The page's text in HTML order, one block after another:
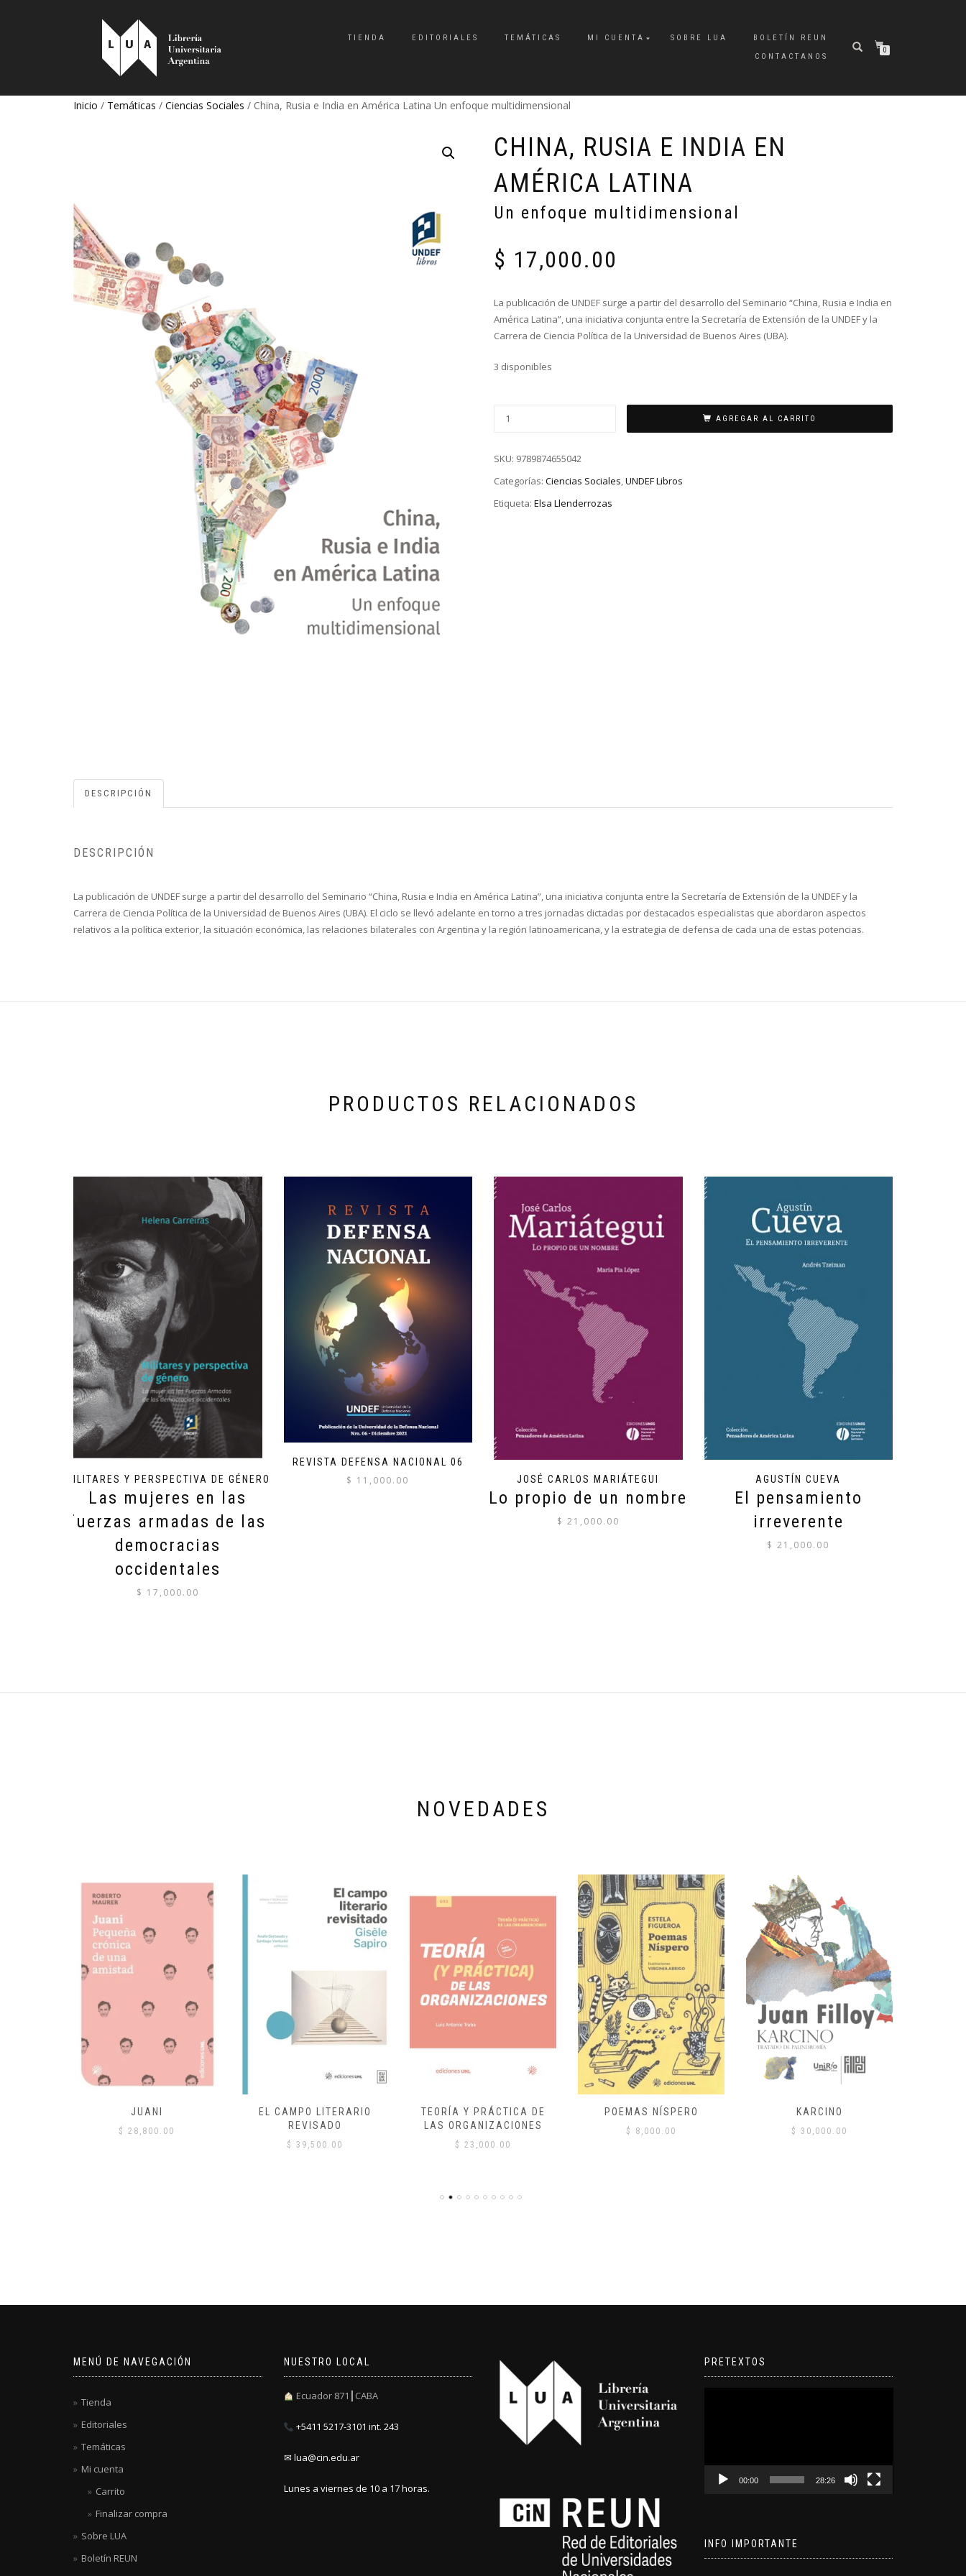
TIENDA EDITORIALES TEMÁTICAS MI CUENTA SOBRE LUA
BOLETÍN REUN
CONTACTANOS
0
Inicio / Temáticas / Ciencias Sociales / China, Rusia e India en América Latina Un enfoque multidimensional
CHINA, RUSIA E INDIA EN
AMÉRICA LATINA
Un enfoque multidimensional
$ 17,000.00
La publicación de UNDEF surge a partir del desarrollo del Seminario “China, Rusia e India en
América Latina”, una iniciativa conjunta entre la Secretaría de Extensión de la UNDEF y la
Carrera de Ciencia Política de la Universidad de Buenos Aires (UBA).
3 disponibles
AGREGAR AL CARRITO
SKU: 9789874655042
Categorías: Ciencias Sociales,UNDEF Libros
Etiqueta: Elsa Llenderrozas
DESCRIPCIÓN
DESCRIPCIÓN
La publicación de UNDEF surge a partir del desarrollo del Seminario “China, Rusia e India en América Latina”, una iniciativa conjunta entre la Secretaría de Extensión de la UNDEF y la
Carrera de Ciencia Política de la Universidad de Buenos Aires (UBA). El ciclo se llevó adelante en torno a tres jornadas dictadas por destacados especialistas que abordaron aspectos
relativos a la política exterior, la situación económica, las relaciones bilaterales con Argentina y la región latinoamericana, y la estrategia de defensa de cada una de estas potencias.
PRODUCTOS RELACIONADOS
MILITARES Y PERSPECTIVA DE GÉNERO
Las mujeres en las
fuerzas armadas de las
democracias
occidentales
$ 17,000.00
REVISTA DEFENSA NACIONAL 06
$ 11,000.00 JOSÉ CARLOS MARIÁTEGUI
Lo propio de un nombre
$ 21,000.00
AGUSTÍN CUEVA
El pensamiento
irreverente
$ 21,000.00
NOVEDADES
JUANI
$ 28,800.00
EL CAMPO LITERARIO
REVISADO
$ 39,500.00
TEORÍA Y PRÁCTICA DE
LAS ORGANIZACIONES
$ 23,000.00
POEMAS NÍSPERO
$ 8,000.00
KARCINO
$ 30,000.00
MENÚ DE NAVEGACIÓN
Tienda
Editoriales
Temáticas
Mi cuenta
Carrito
Finalizar compra
Sobre LUA
Boletín REUN
NUESTRO LOCAL
Ecuador 871┃CABA
+5411 5217-3101 int. 243
✉ lua@cin.edu.ar
Lunes a viernes de 10 a 17 horas.
PRETEXTOS
00:00 28:26
INFO IMPORTANTE